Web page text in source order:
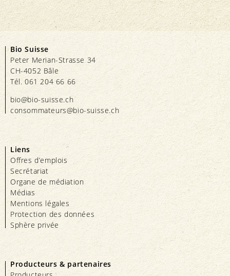
Bio Suisse
Peter Merian-Strasse 34
CH-4052 Bâle
Tél. 061 204 66 66
bio@bio-suisse.ch
consommateurs@bio-suisse.ch
Liens
Offres d’emplois
Secrétariat
Organe de médiation
Médias
Mentions légales
Protection des données
Sphère privée
Producteurs & partenaires